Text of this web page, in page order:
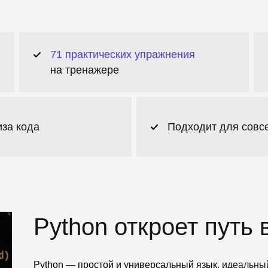
кода
71 практических упражнения
на тренажере
Подходит для
Python откроет путь
Python — простой и универсальный язык,